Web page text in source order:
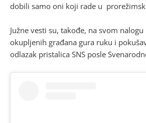
dobili samo oni koji rade u
Južne vesti su, takođe, na svom
okupljenih građana gura ruku i
odlazak pristalica SNS posle